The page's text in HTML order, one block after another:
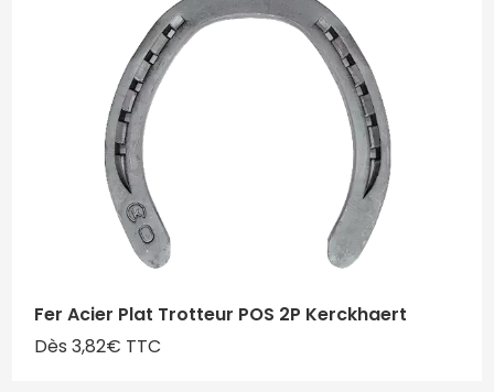
Fer Acier Plat Trotteur POS 2P Kerckhaert
Dès 3,82€ TTC